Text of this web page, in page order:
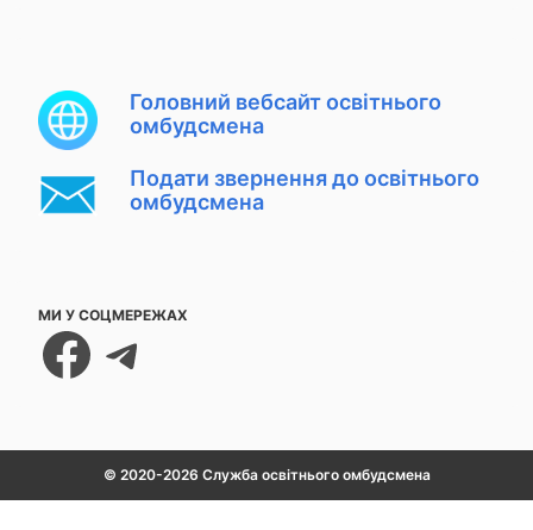
Головний вебсайт освітнього
омбудсмена
Подати звернення до освітнього
омбудсмена
МИ У СОЦМЕРЕЖАХ
Facebook
Telegram
© 2020-2026 Служба освітнього омбудсмена